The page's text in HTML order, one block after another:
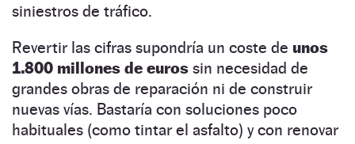
siniestros de tráfico.
Revertir las cifras supondría un coste de unos
1.800 millones de euros sin necesidad de
grandes obras de reparación ni de construir
nuevas vías. Bastaría con soluciones poco
habituales (como tintar el asfalto) y con renovar